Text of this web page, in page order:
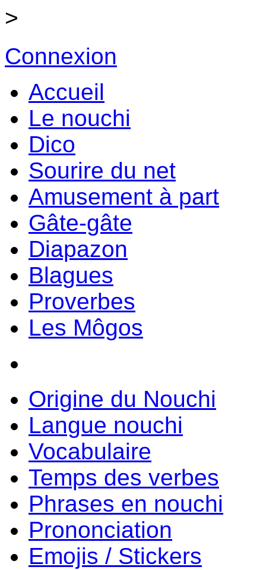
>
Connexion
Accueil
Le nouchi
Dico
Sourire du net
Amusement à part
Gâte-gâte
Diapazon
Blagues
Proverbes
Les Môgos
Origine du Nouchi
Langue nouchi
Vocabulaire
Temps des verbes
Phrases en nouchi
Prononciation
Emojis / Stickers